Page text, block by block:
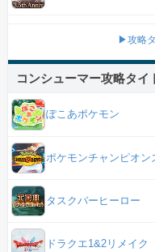
▶攻略
コンシューマー攻略タイ
ぽこあポケモン
ポケモンチャンピオン
タスクバーヒーロー
ドラクエ1&2リメイク